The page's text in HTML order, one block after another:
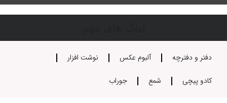
دفتر و دفترچه آلبوم عکس نوشت افزار
کادو پیچی شمع جوراب